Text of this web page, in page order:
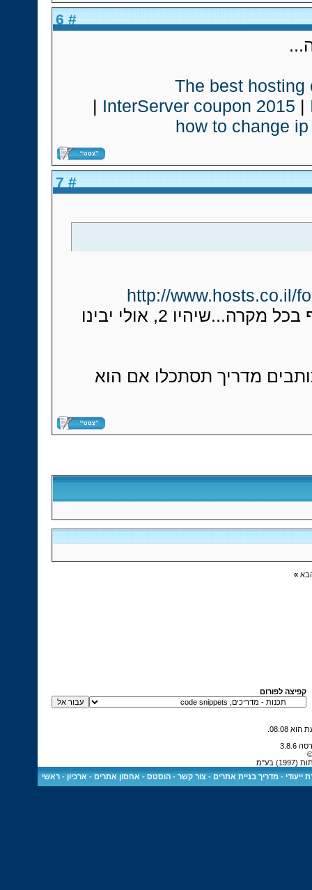
# 6
The best hosting
InterServer coupon 2015 |
|
how to change
# 7
http://www.hosts.co.il/
) אבל אני יוסיף בכל מקרה...שיהיו 2, אולי יבינו
מדריך תסתכלו אם הוא
»
קפיצה לפורום
08:08
בע"מ
ייעודי -מדריך בניית אתרים -צור קשר -הוסטס - אחסון אתרים - ארכיון -ראשי